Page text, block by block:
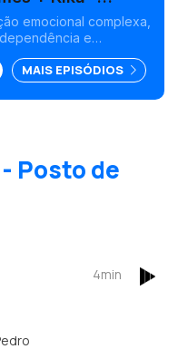
emocional complexa,
e
MAIS EPISÓDIOS
Posto de
4min